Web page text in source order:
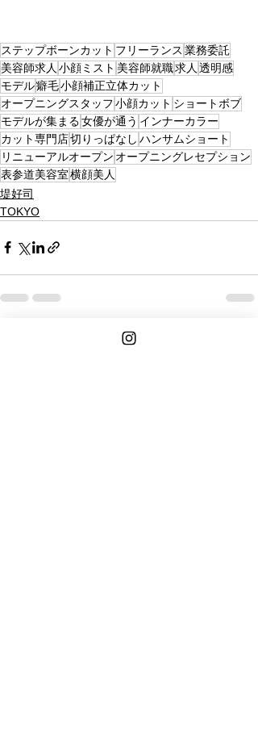
ステップボーンカット フリーランス 業務委託
美容師求人 小顔ミスト 美容師就職求人 透明感
モデル癖毛小顔補正立体カット
オープニングスタッフ小顔カット ショートボブ
モデルが集まる女優が通う インナーカラー
カット専門店切りっぱなし ハンサムショート
リニューアルオープン オープニングレセプション
表参道美容室横顔美人
堤好司
TOKYO